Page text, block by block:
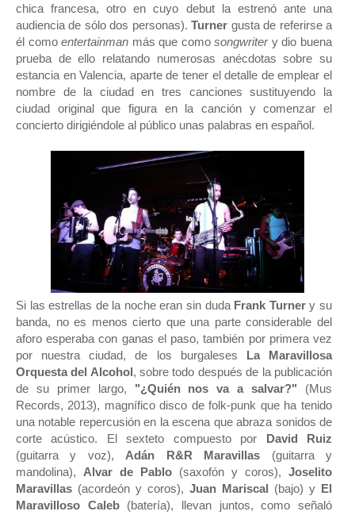
chica francesa, otro en cuyo debut la estrenó ante una
audiencia de sólo dos personas).Turner gusta de referirse a
él comoentertainman más que comosongwritery dio buena
prueba de ello relatando numerosas anécdotas sobre su
estancia en Valencia, aparte de tener el detalle de emplear el
nombre de la ciudad en tres canciones sustituyendo la
ciudad original que figura en la canción y comenzar el
concierto dirigiéndole al público unas palabras en español.
Si las estrellas de la noche eran sin duda Frank Turnery su
banda, no es menos cierto que una parte considerable del
aforo esperaba con ganas el paso, también por primera vez
por nuestra ciudad, de los burgaleses
La Maravillosa
Orquesta del Alcohol , sobre todo después de la publicación
de su primer largo, "¿Quién nos va a salvar?" (Mus
Records, 2013), magnífico disco de folk-punk que ha tenido
una notable repercusión en la escena que abraza sonidos de
corte acústico. El sexteto compuesto por
David Ruiz
(guitarra y voz),Adán R&R Maravillas (guitarra y
mandolina), Alvar de Pablo (saxofón y coros), Joselito
Maravillas (acordeón y coros), Juan Mariscal (bajo) y
El
Maravilloso Caleb (batería), llevan juntos, como señaló